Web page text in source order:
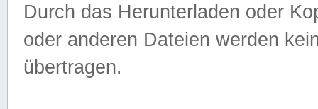
Durch das Herunterladen oder
oder anderen Dateien werden
übertragen.